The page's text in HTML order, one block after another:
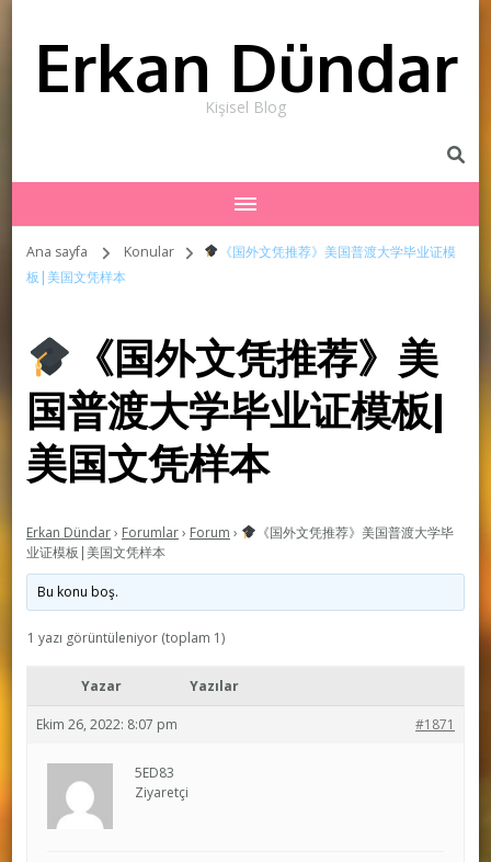
Erkan Dündar
Kişisel Blog
Ana sayfa Konular
《国外文凭推荐》美国普渡大学毕业证模
板|美国文凭样本
《国外文凭推荐》美
国普渡大学毕业证模板|
美国文凭样本
Erkan Dündar› Forumlar› Forum ›
《国外文凭推荐》美国普渡大学毕
业证模板|美国文凭样本
Bu konu boş.
1 yazı görüntüleniyor (toplam 1)
Yazar Yazılar
Ekim 26, 2022: 8:07 pm #1871
5ED83
Ziyaretçi